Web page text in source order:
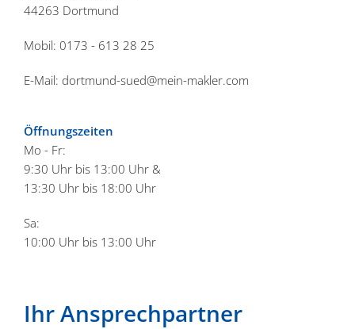
44263 Dortmund
Mobil: 0173 - 613 28 25
E-Mail: dortmund-sued@mein-makler.com
Öffnungs­zeiten
Mo - Fr:
9:30 Uhr bis 13:00 Uhr &
13:30 Uhr bis 18:00 Uhr
Sa:
10:00 Uhr bis 13:00 Uhr
Ihr Ansprech­partner